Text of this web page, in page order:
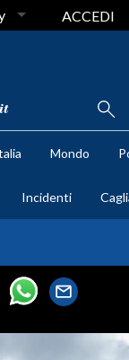
ACCEDI
Mondo
Incidenti